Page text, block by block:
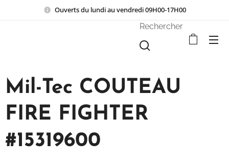
Ouverts du lundi au vendredi 09H00-17H00
Rechercher
Mil-Tec COUTEAU
FIRE FIGHTER
#15319600